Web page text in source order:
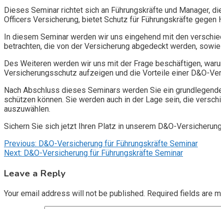
Dieses Seminar richtet sich an Führungskräfte und Manager,
Officers Versicherung, bietet Schutz für Führungskräfte
In diesem Seminar werden wir uns eingehend mit den
betrachten, die von der Versicherung abgedeckt werden,
Des Weiteren werden wir uns mit der Frage beschäftigen,
Versicherungsschutz aufzeigen und die Vorteile einer D&O-
Nach Abschluss dieses Seminars werden Sie ein
schützen können. Sie werden auch in der Lage sein, die
auszuwählen.
Sichern Sie sich jetzt Ihren Platz in unserem D&O-
Post
navigation
Previous: D&O-Versicherung für Führungskräfte Seminar
Next: D&O-Versicherung für Führungskräfte Seminar
Leave a Reply
Your email address will not be published. Required fields are